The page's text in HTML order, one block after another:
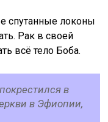
спутанные локоны
Рак в своей
всё тело Боба.
в
в Эфиопии,